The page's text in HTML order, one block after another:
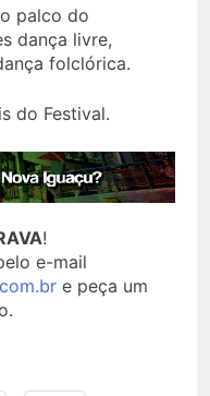
palco do
dança livre,
folclórica.
do Festival.
!
e-mail
e peça um